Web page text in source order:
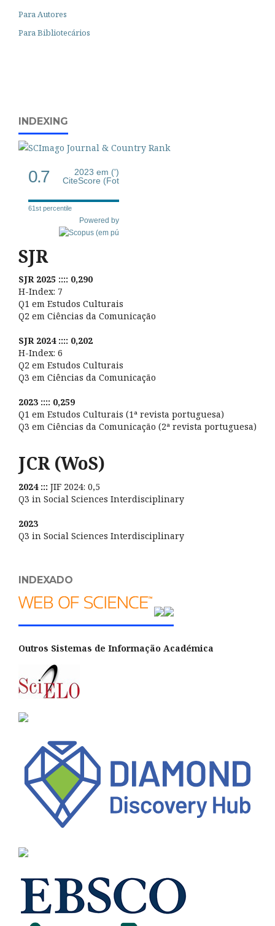
Para Autores
Para Bibliotecários
INDEXING
0.7
2023 em (')
CiteScore (Fot
61st percentile
Powered by
SJR
SJR 2025 :::: 0,290
H-Index: 7
Q1 em Estudos Culturais
Q2 em Ciências da Comunicação
SJR 2024 :::: 0,202
H-Index: 6
Q2 em Estudos Culturais
Q3 em Ciências da Comunicação
2023 :::: 0,259
Q1 em Estudos Culturais (1ª revista portuguesa)
Q3 em Ciências da Comunicação (2ª revista portuguesa)
JCR (WoS)
2024 ::: JIF 2024: 0,5
Q3 in Social Sciences Interdisciplinary
2023
Q3 in Social Sciences Interdisciplinary
INDEXADO
Outros Sistemas de Informação Académica